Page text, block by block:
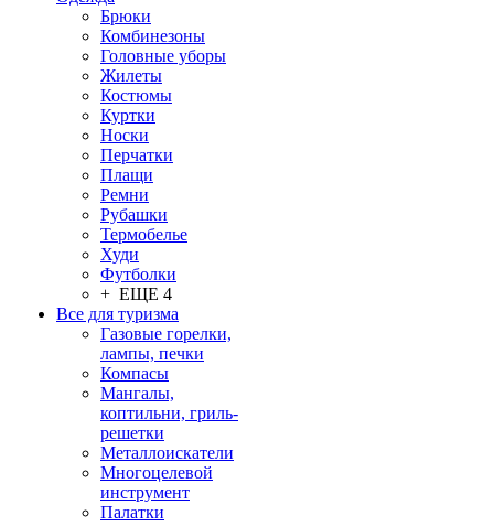
Брюки
Комбинезоны
Головные уборы
Жилеты
Костюмы
Куртки
Носки
Перчатки
Плащи
Ремни
Рубашки
Термобелье
Худи
Футболки
+ ЕЩЕ 4
Все для туризма
Газовые горелки,
лампы, печки
Компасы
Мангалы,
коптильни, гриль-
решетки
Металлоискатели
Многоцелевой
инструмент
Палатки